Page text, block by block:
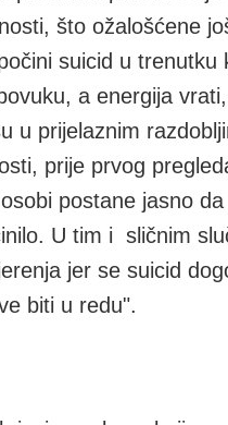
što ožalošćene
suicid u trenutku
a energija
u prijelaznim
prije prvog
postane jasno
U tim i sličnim
jer se suicid
biti u redu".